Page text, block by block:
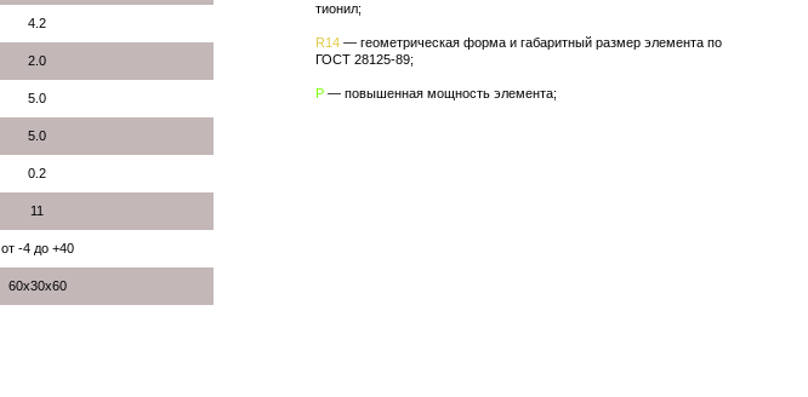
4.2
2.0
5.0
5.0
0.2
11
от -4 до +40
60x30x60
тионил;
R14 — геометрическая форма и габаритный размер элемента по
ГОСТ 28125-89;
P — повышенная мощность элемента;